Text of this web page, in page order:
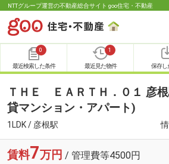
NTTグループ運営の不動産総合サイト goo住宅・不動産
0
最近検索した条件
1
最近見た物件 保存し
ＴＨＥ ＥＡＲＴＨ．０１ 彦
貸マンション・アパート)
1LDK / 彦根駅
賃料7万円 / 管理費等4500円